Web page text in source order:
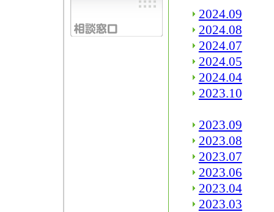
2024.09
2024.08
2024.07
2024.05
2024.04
2023.10
2023.09
2023.08
2023.07
2023.06
2023.04
2023.03